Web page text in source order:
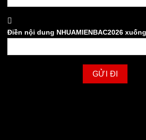
Điền nội dung NHUAMIENBAC2026